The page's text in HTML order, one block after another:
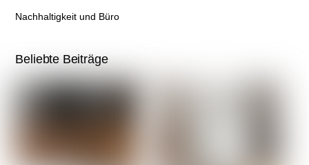
Nachhaltigkeit und Büro
Beliebte Beiträge